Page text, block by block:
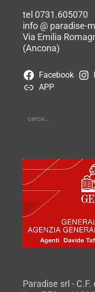
tel 0731.605070
info @ paradise-
Via Emilia
(Ancona)
Facebook
APP
Paradise srl -